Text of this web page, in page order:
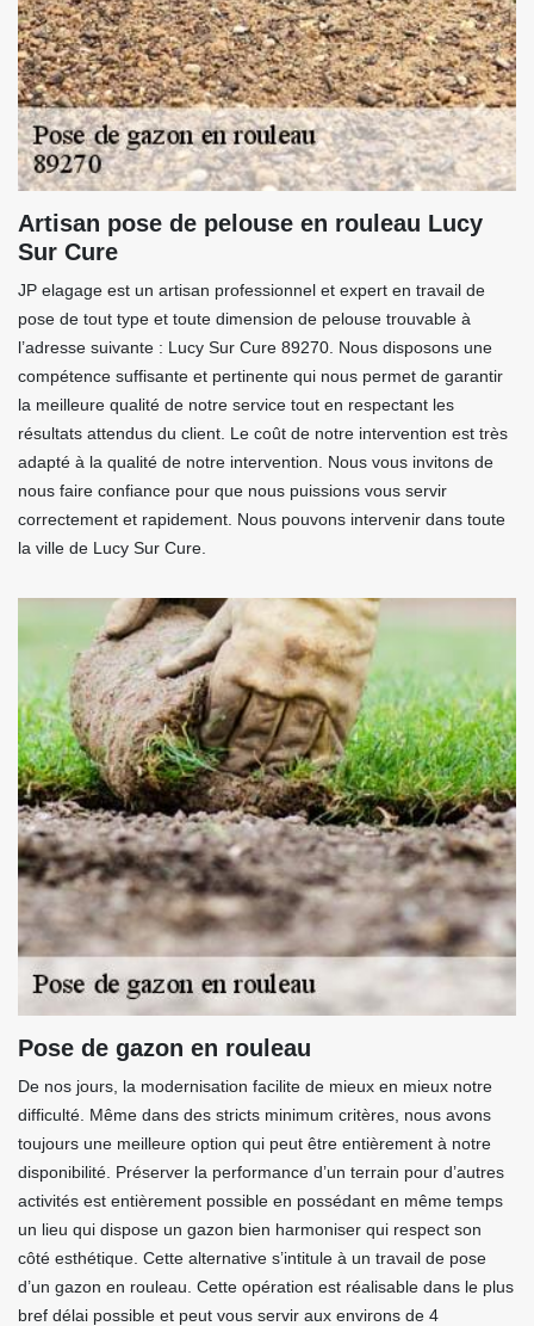
Artisan pose de pelouse en rouleau Lucy
Sur Cure
JP elagage est un artisan professionnel et expert en travail de
pose de tout type et toute dimension de pelouse trouvable à
l’adresse suivante : Lucy Sur Cure 89270. Nous disposons une
compétence suffisante et pertinente qui nous permet de garantir
la meilleure qualité de notre service tout en respectant les
résultats attendus du client. Le coût de notre intervention est très
adapté à la qualité de notre intervention. Nous vous invitons de
nous faire confiance pour que nous puissions vous servir
correctement et rapidement. Nous pouvons intervenir dans toute
la ville de Lucy Sur Cure.
Pose de gazon en rouleau
De nos jours, la modernisation facilite de mieux en mieux notre
difficulté. Même dans des stricts minimum critères, nous avons
toujours une meilleure option qui peut être entièrement à notre
disponibilité. Préserver la performance d’un terrain pour d’autres
activités est entièrement possible en possédant en même temps
un lieu qui dispose un gazon bien harmoniser qui respect son
côté esthétique. Cette alternative s’intitule à un travail de pose
d’un gazon en rouleau. Cette opération est réalisable dans le plus
bref délai possible et peut vous servir aux environs de 4